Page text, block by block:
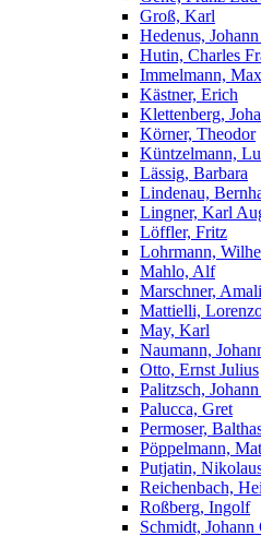
Groß, Karl
Hedenus,
Hutin, Charles
Immelmann, Max
Kästner, Erich
Klettenberg,
Körner, Theodor
Küntzelmann,
Lässig, Barbara
Lindenau,
Lingner, Karl
Löffler, Fritz
Lohrmann,
Mahlo, Alf
Marschner,
Mattielli,
May, Karl
Naumann,
Otto, Ernst Julius
Palitzsch,
Palucca, Gret
Permoser,
Pöppelmann,
Putjatin,
Reichenbach,
Roßberg, Ingolf
Schmidt, Johann